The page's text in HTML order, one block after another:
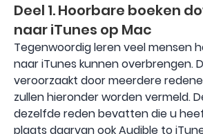
Deel 1. Hoorbare boeken
naar iTunes op Mac
Tegenwoordig leren veel mensen
naar iTunes kunnen overbrengen.
veroorzaakt door meerdere
zullen hieronder worden vermeld.
dezelfde reden bevatten die u
plaats daarvan ook Audible to